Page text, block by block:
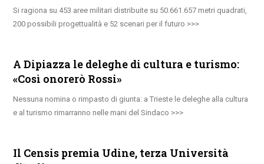
Si ragiona su 453 aree militari distribuite su 50.661.657 metri quadrati,
200 possibili progettualità e 52 scenari per il futuro
A Dipiazza le deleghe di cultura e turismo:
«Così onorerò Rossi»
Nessuna nomina o rimpasto di giunta: a Trieste le deleghe alla cultura
e al turismo rimarranno nelle mani del Sindaco
Il Censis premia Udine, terza Università